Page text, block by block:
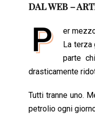
c
b
o
k
a
s
A
p
p
DAL WEB –
P
er
La terza
parte
drasticamente
Tutti tranne uno.
petrolio ogni